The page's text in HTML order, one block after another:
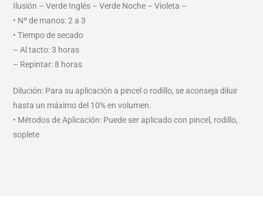
Ilusión – Verde Inglés – Verde Noche – Violeta –
• Nº de manos: 2 a 3
• Tiempo de secado
– Al tacto: 3 horas
– Repintar: 8 horas
Dilución: Para su aplicación a pincel o rodillo, se aconseja diluir
hasta un máximo del 10% en volumen.
• Métodos de Aplicación: Puede ser aplicado con pincel, rodillo,
soplete